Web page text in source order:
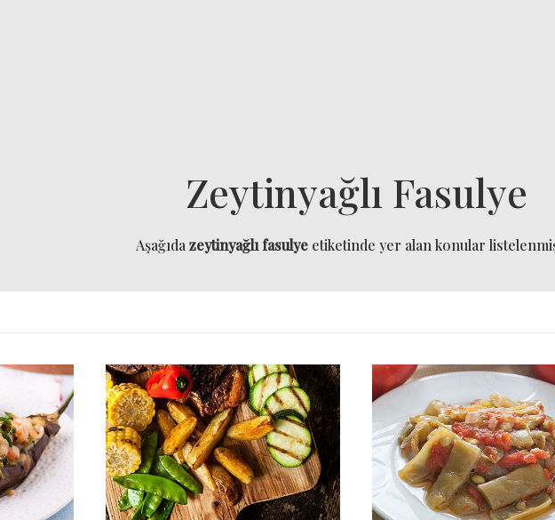
Zeytinyağlı Fasulye
Aşağıda zeytinyağlı fasulye etiketinde yer alan konular